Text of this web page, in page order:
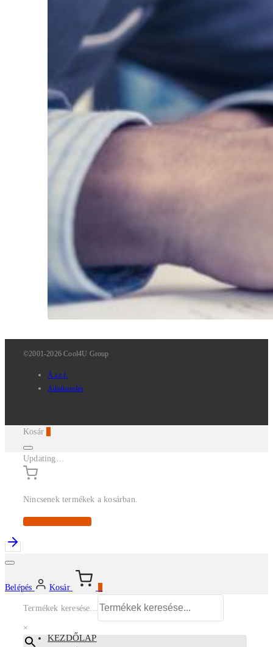
©2001-2026 Cool4U Group
Á.sz.f.
Adatkezelés
Kosár
Updating…
Nincsenek termékek a kosárban.
Continue Shopping
Belépés Kosár
Termékek keresése...
×
KEZDŐLAP